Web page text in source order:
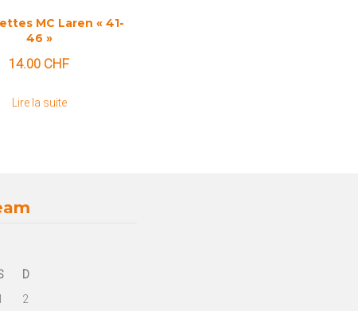
MC Laren « 41-
46 »
14.00 CHF
Lire la suite
D
2